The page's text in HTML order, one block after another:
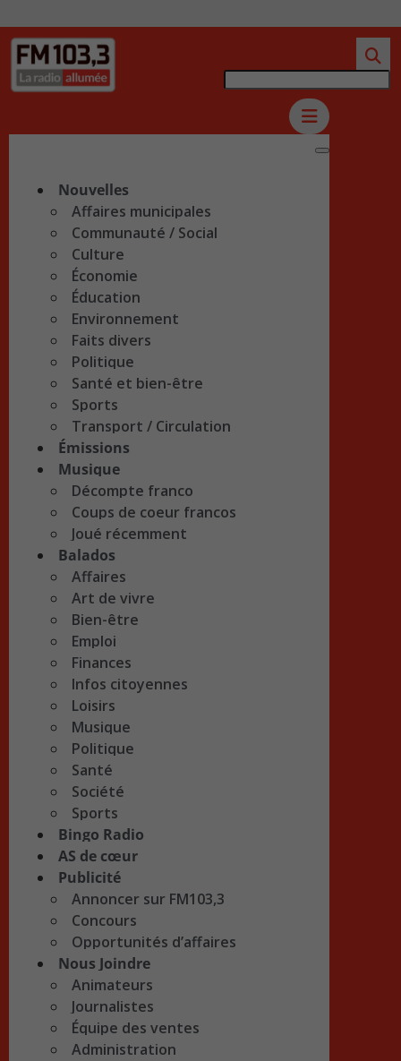
Nouvelles
Affaires municipales
Communauté / Social
Culture
Économie
Éducation
Environnement
Faits divers
Politique
Santé et bien-être
Sports
Transport / Circulation
Émissions
Musique
Décompte franco
Coups de coeur francos
Joué récemment
Balados
Affaires
Art de vivre
Bien-être
Emploi
Finances
Infos citoyennes
Loisirs
Musique
Politique
Santé
Société
Sports
Bingo Radio
AS de cœur
Publicité
Annoncer sur FM103,3
Concours
Opportunités d’affaires
Nous Joindre
Animateurs
Journalistes
Équipe des ventes
Administration